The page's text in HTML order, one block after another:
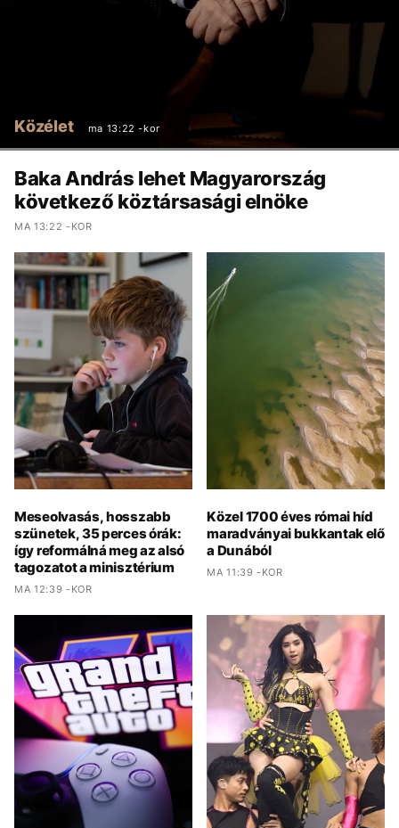
Közélet ma 13:22 -kor
Baka András lehet Magyarország
következő köztársasági elnöke
MA 13:22 -KOR
Meseolvasás, hosszabb
szünetek, 35 perces órák:
így reformálná meg az alsó
tagozatot a minisztérium
MA 12:39 -KOR
Közel 1700 éves római híd
maradványai bukkantak elő
a Dunából
MA 11:39 -KOR